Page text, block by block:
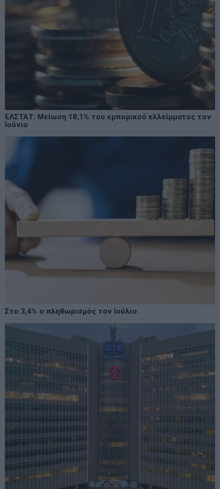
ΕΛΣΤΑΤ: Μείωση 18,1% του εμπορικού ελλείμματος τον
Ιούνιο
Στο 3,4% ο πληθωρισμός τον Ιούλιο